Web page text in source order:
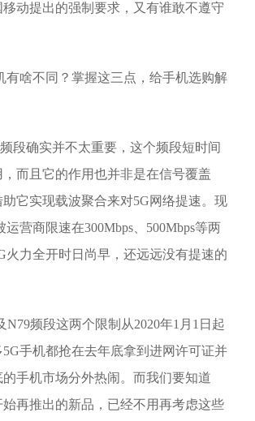
动提出的强制要求，又有谁敢不遵守
段确实并不太重要，这个频段短时间
而且它的作用也并非是在信号覆盖
助它实现载波聚合来对5G网络提速。现
运营商限速在300Mbps、500Mbps等两
火力全开时日尚早，还远远没有提速的
N79频段这两个限制从2020年1月1日起
手机都抢在去年底拿到进网许可证并
的手机市场分外热闹。而我们要知道
再推出的新品，已经不用再考虑这些